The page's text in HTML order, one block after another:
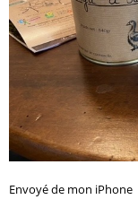
Envoyé de mon iPhone